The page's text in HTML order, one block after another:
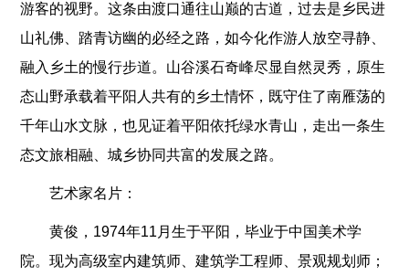
游客的视野。这条由渡口通往山巅的古道，过去是乡民进
山礼佛、踏青访幽的必经之路，如今化作游人放空寻静、
融入乡土的慢行步道。山谷溪石奇峰尽显自然灵秀，原生
态山野承载着平阳人共有的乡土情怀，既守住了南雁荡的
千年山水文脉，也见证着平阳依托绿水青山，走出一条生
态文旅相融、城乡协同共富的发展之路。
艺术家名片：
黄俊，1974年11月生于平阳，毕业于中国美术学
院。现为高级室内建筑师、建筑学工程师、景观规划师；